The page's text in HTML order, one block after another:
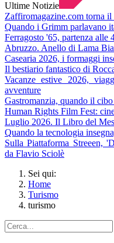
Ultime Notizie
Zaffiromagazine.com torna il
Quando i Grimm parlavano
Ferragosto '65, partenza alle
Abruzzo. Anello di Lama
Casearia 2026, i formaggi
Il bestiario fantastico di
Vacanze estive 2026,
avventure
Gastromanzia, quando il
Human Rights Film Fest:
Luglio 2026. Il Libro del
Quando la tecnologia
Sulla Piattaforma Streeen,
da Flavio Sciolè
Sei qui:
Home
Turismo
turismo